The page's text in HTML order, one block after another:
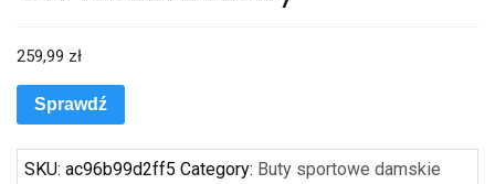
259,99 zł
Sprawdź
SKU: ac96b99d2ff5 Category: Buty sportowe damskie